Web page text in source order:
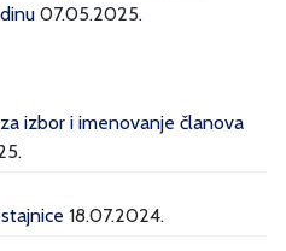
07.05.2025.
za izbor i imenovanje članova
18.07.2024.